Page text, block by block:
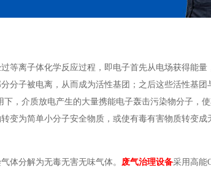
等离子体化学反应过程，即电子首先从电场获得能量
分子被电离，从而成为活性基团；之后这些活性基
，介质放电产生的大量携能电子轰击污染物分子，
变为简单小分子安全物质，或使有毒有害物质转变
体分解为无毒无害无味气体。 废气治理设备采用高能